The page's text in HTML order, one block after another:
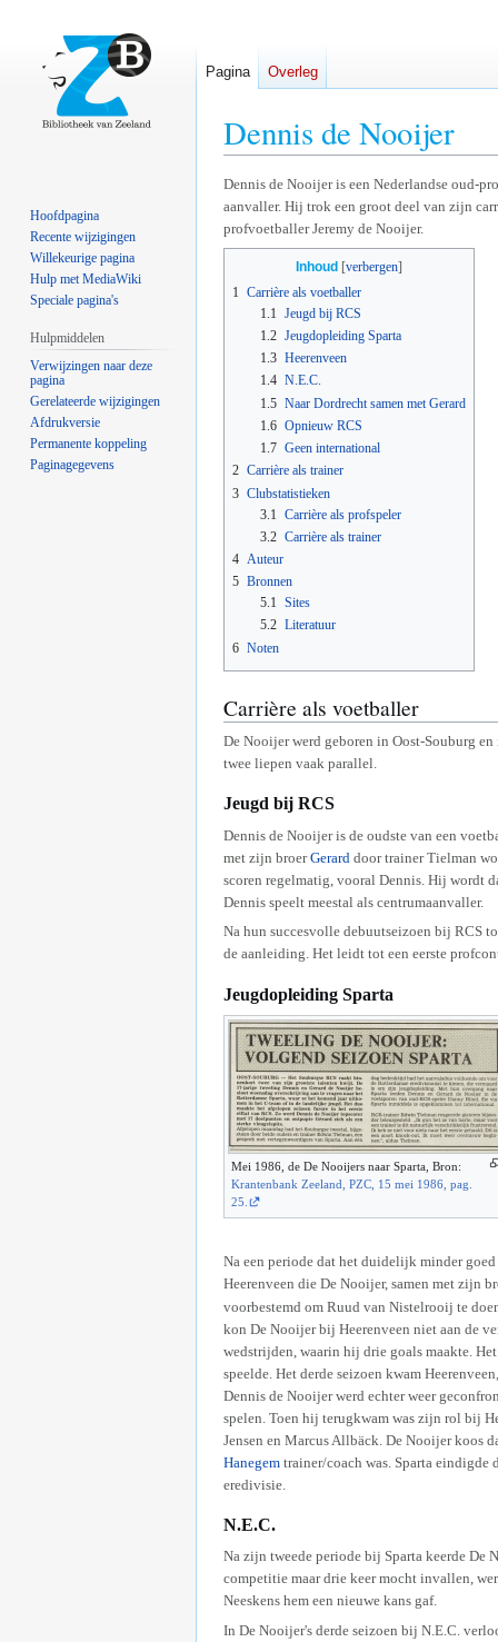
Dennis de Nooijer
Naar
navigatie
springen
Naar
zoeken
springen
Dennis de Nooijer is een Nederlandse oud-
aanvaller. Hij trok een groot deel van zijn
profvoetballer Jeremy de Nooijer.
Inhoud
1
Carrière als voetballer
1.1
Jeugd bij RCS
1.2 Jeugdopleiding Sparta
1.3 Heerenveen
1.4 N.E.C.
1.5 Naar Dordrecht samen met Gerard
1.6 Opnieuw RCS
1.7 Geen international
2 Carrière als trainer
3 Clubstatistieken
3.1
Carrière als profspeler
3.2 Carrière als trainer
4 Auteur
5 Bronnen
5.1 Sites
5.2 Literatuur
6 Noten
Carrière als voetballer
De Nooijer werd geboren in Oost-Souburg
twee liepen vaak parallel.
Jeugd bij RCS
Dennis de Nooijer is de oudste van een
met zijn broerGerard door trainer Tielman
scoren regelmatig, vooral Dennis. Hij wordt
Dennis speelt meestal als centrumaanvaller.
Na hun succesvolle debuutseizoen bij RCS
de aanleiding. Het leidt tot een eerste
Jeugdopleiding Sparta
Mei 1986, de De Nooijers naar Sparta, Bron:
Krantenbank Zeeland, PZC, 15 mei 1986, pag.
25.
Na een periode dat het duidelijk minder
Heerenveen die De Nooijer, samen met zijn
voorbestemd om Ruud van Nistelrooij te
kon De Nooijer bij Heerenveen niet aan de
wedstrijden, waarin hij drie goals maakte.
speelde. Het derde seizoen kwam
Dennis de Nooijer werd echter weer
spelen. Toen hij terugkwam was zijn rol bij
Jensen en Marcus Allbäck. De Nooijer koos
Hanegem trainer/coach was. Sparta eindigde
eredivisie.
N.E.C.
Na zijn tweede periode bij Sparta keerde De
competitie maar drie keer mocht invallen,
Neeskens hem een nieuwe kans gaf.
In De Nooijer's derde seizoen bij N.E.C.
Pagina Overleg
Hoofdpagina
Recente wijzigingen
Willekeurige pagina
Hulp met MediaWiki
Speciale pagina's
Hulpmiddelen
Verwijzingen naar deze
pagina
Gerelateerde wijzigingen
Afdrukversie
Permanente koppeling
Paginagegevens